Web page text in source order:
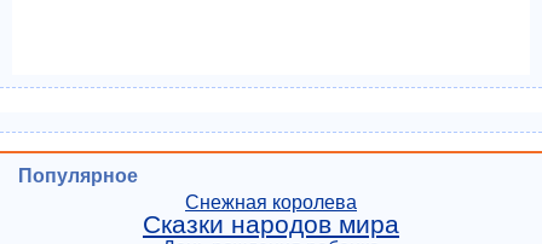
Популярное
Снежная королева
Сказки народов мира